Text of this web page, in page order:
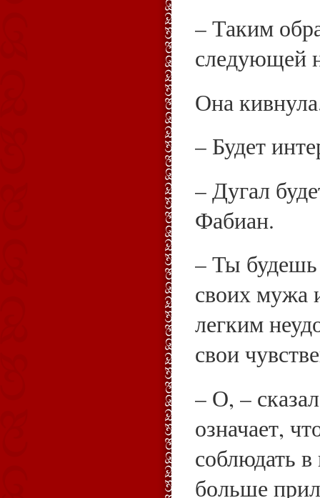
– Таким
следующей
Она
– Будет
– Дугал
Фабиан.
– Ты будешь
своих мужа
легким
свои
– О, –
означает,
соблюдать
больше